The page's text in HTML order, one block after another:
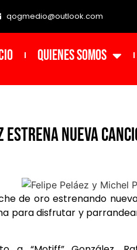
qogmedio@outlook.com
Quienes Somos
estrena nueva
de oro estrenando
para disfrutar y